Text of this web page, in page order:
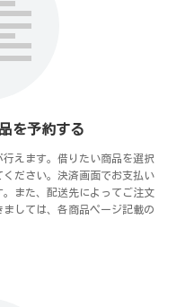
を予約する
えます。借りたい商品を選択
ださい。決済画面でお支払い
また、配送先によってご注文
しては、各商品ページ記載の